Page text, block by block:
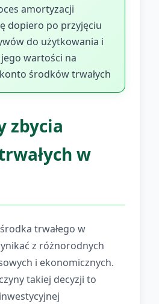
amortyzacji
dopiero po przyjęciu
do użytkowania i
wartości na
środków trwałych
zbycia
w
trwałego w
z różnorodnych
i ekonomicznych.
takiej decyzji to